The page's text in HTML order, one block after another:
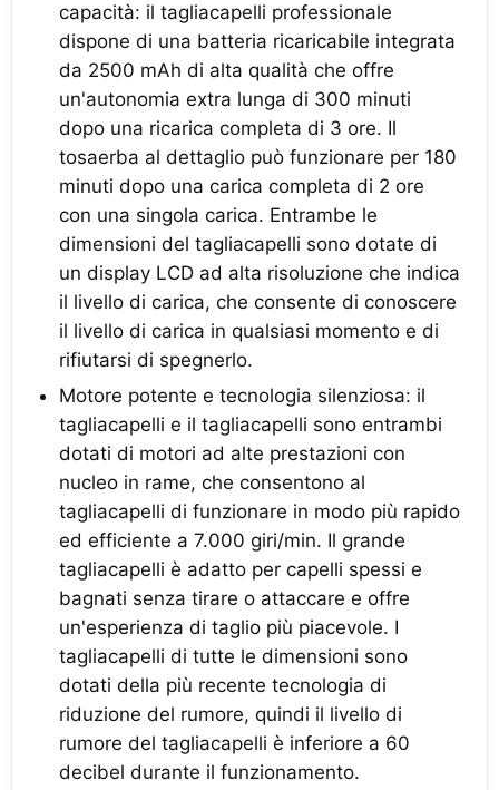
capacità: il tagliacapelli professionale
dispone di una batteria ricaricabile integrata
da 2500 mAh di alta qualità che offre
un'autonomia extra lunga di 300 minuti
dopo una ricarica completa di 3 ore. Il
tosaerba al dettaglio può funzionare per 180
minuti dopo una carica completa di 2 ore
con una singola carica. Entrambe le
dimensioni del tagliacapelli sono dotate di
un display LCD ad alta risoluzione che indica
il livello di carica, che consente di conoscere
il livello di carica in qualsiasi momento e di
rifiutarsi di spegnerlo.
Motore potente e tecnologia silenziosa: il
tagliacapelli e il tagliacapelli sono entrambi
dotati di motori ad alte prestazioni con
nucleo in rame, che consentono al
tagliacapelli di funzionare in modo più rapido
ed efficiente a 7.000 giri/min. Il grande
tagliacapelli è adatto per capelli spessi e
bagnati senza tirare o attaccare e offre
un'esperienza di taglio più piacevole. I
tagliacapelli di tutte le dimensioni sono
dotati della più recente tecnologia di
riduzione del rumore, quindi il livello di
rumore del tagliacapelli è inferiore a 60
decibel durante il funzionamento.